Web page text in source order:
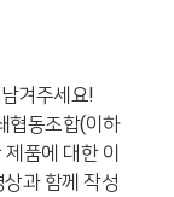
겨주세요!
협동조합(이하
품에 대한 이
과 함께 작성